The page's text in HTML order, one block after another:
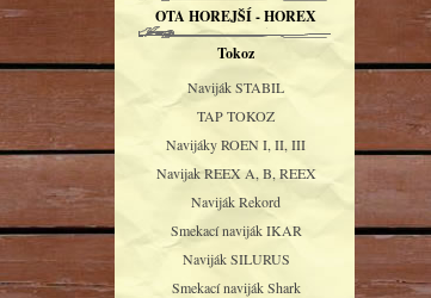
OTA HOREJŠÍ - HOREX
Tokoz
Naviják STABIL
TAP TOKOZ
Navijáky ROEN I, II, III
Navijak REEX A, B, REEX
Naviják Rekord
Smekací naviják IKAR
Naviják SILURUS
Smekací naviják Shark